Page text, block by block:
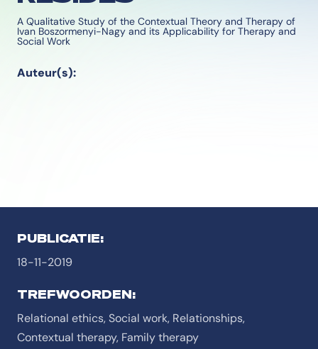
A Qualitative Study of the Contextual Theory and Therapy of
Ivan Boszormenyi-Nagy and its Applicability for Therapy and
Social Work
Auteur(s):
PUBLICATIE:
18-11-2019
TREFWOORDEN:
Relational ethics, Social work, Relationships,
Contextual therapy, Family therapy